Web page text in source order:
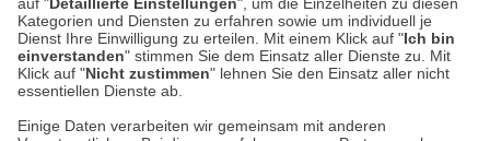
Kategorien und Diensten zu erfahren sowie um individuell je
Dienst Ihre Einwilligung zu erteilen. Mit einem Klick auf "Ich bin
einverstanden" stimmen Sie dem Einsatz aller Dienste zu. Mit
Klick auf "Nicht zustimmen" lehnen Sie den Einsatz aller nicht
essentiellen Dienste ab.
Einige Daten verarbeiten wir gemeinsam mit anderen
weitere Information
Hier finden Sie uns im Netz